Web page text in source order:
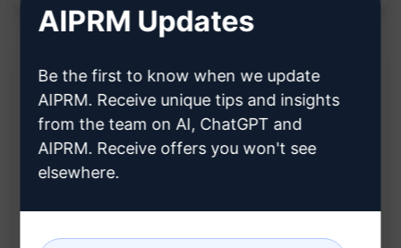
설명:
특정 주제에 대한 고유한 기사 작성
SEO 최적화된 콘텐츠 제공
AIPRM Updates
Be the first to know when we update
AIPRM. Receive unique tips and insights
from the team on AI, ChatGPT and
AIPRM. Receive offers you won't see
elsewhere.